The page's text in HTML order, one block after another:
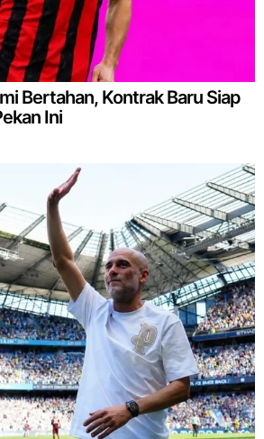
Bertahan, Kontrak Baru Siap
Ini